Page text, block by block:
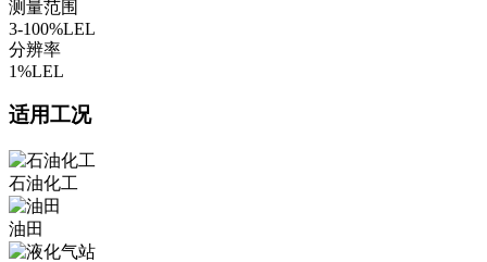
测量范围
3-100%LEL
分辨率
1%LEL
适用工况
石油化工
油田